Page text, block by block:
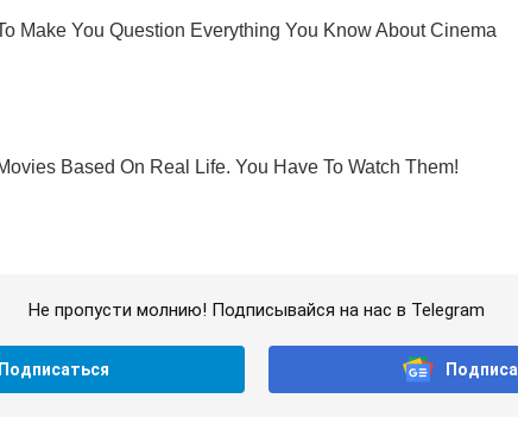
Не пропусти молнию! Подписывайся на нас в Telegram
Подписаться